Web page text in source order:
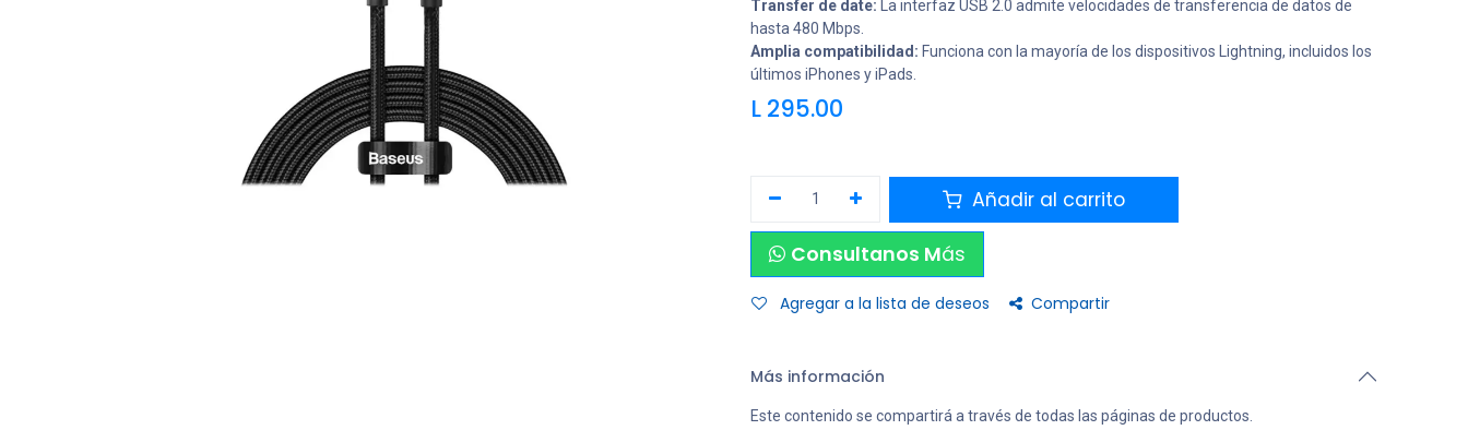
Transfer de date: La interfaz USB 2.0 admite velocidades de transferencia de datos de
hasta 480 Mbps.
Amplia compatibilidad: Funciona con la mayoría de los dispositivos Lightning, incluidos los
últimos iPhones y iPads.
L 295.00
Añadir al carrito
Consultanos Más
Agregar a la lista de deseos Compartir
Más información
Este contenido se compartirá a través de todas las páginas de productos.